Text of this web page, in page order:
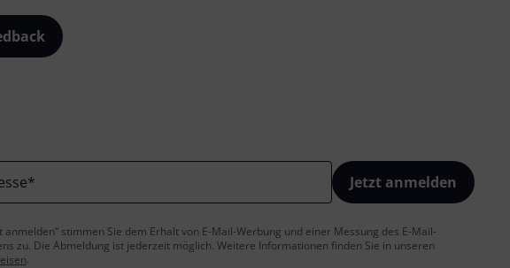
* Jetzt anmelden
anmelden“ stimmen Sie dem Erhalt von E-Mail-Werbung und einer Messung des E-Mail-
zu. Die Abmeldung ist jederzeit möglich. Weitere Informationen finden Sie in unseren
.